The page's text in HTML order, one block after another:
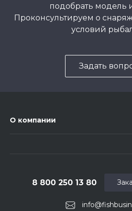
подобрать модель
Проконсультируем о
условий
Задать
О компании
8 800 250 13 80